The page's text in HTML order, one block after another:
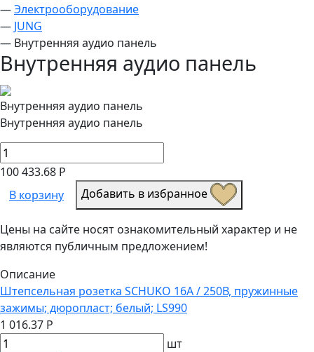
—Электрооборудование
— JUNG
— Внутренняя аудио панель
Внутренняя аудио панель
Внутренняя аудио панель
Внутренняя аудио панель
100 433.68 Р
В корзину
Добавить в избранное
Цены на сайте носят ознакомительный характер и не
являются публичным предложением!
Описание
Штепсельная розетка SCHUKO 16А / 250В, пружинные
зажимы; дюропласт; белый; LS990
1 016.37 Р
шт